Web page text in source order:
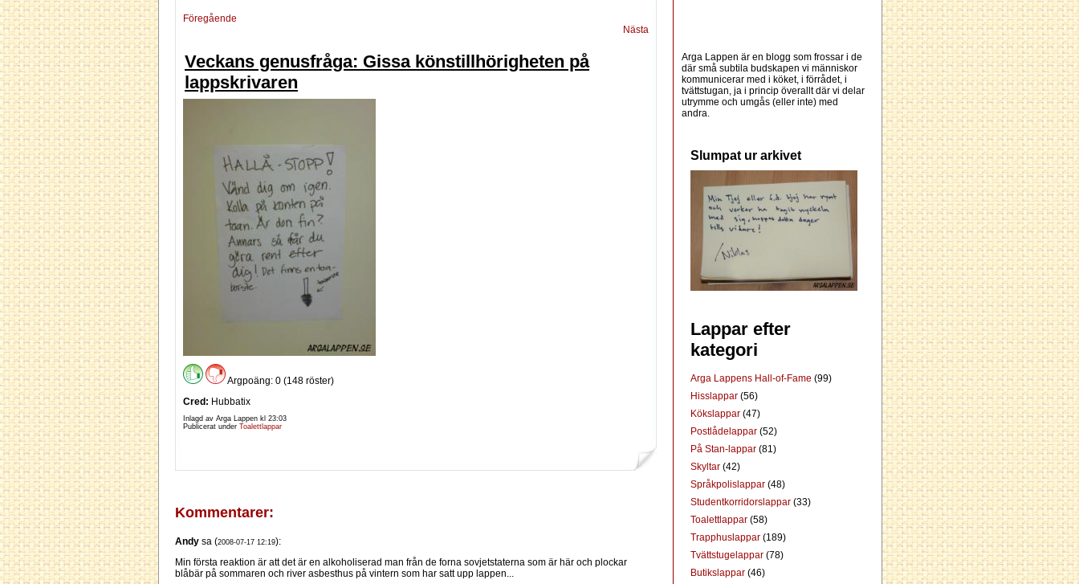
Föregående
Nästa
Veckans genusfråga: Gissa könstillhörigheten på
lappskrivaren
Argpoäng: 0 (148 röster)
Cred: Hubbatix
Inlagd av Arga Lappen kl 23:03
Publicerat under Toalettlappar
Kommentarer:
Andy sa (2008-07-17 12:19):
Min första reaktion är att det är en alkoholiserad man från de forna sovjetstaterna som är här och plockar
blåbär på sommaren och river asbesthus på vintern som har satt upp lappen...
Arga Lappen är en blogg som frossar i de
där små subtila budskapen vi människor
kommunicerar med i köket, i förrådet, i
tvättstugan, ja i princip överallt där vi delar
utrymme och umgås (eller inte) med
andra.
Slumpat ur arkivet
Lappar efter
kategori
Arga Lappens Hall-of-Fame (99)
Hisslappar (56)
Kökslappar (47)
Postlådelappar (52)
På Stan-lappar (81)
Skyltar (42)
Språkpolislappar (48)
Studentkorridorslappar (33)
Toalettlappar (58)
Trapphuslappar (189)
Tvättstugelappar (78)
Butikslappar (46)